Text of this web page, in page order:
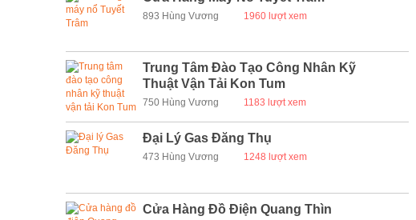
893 Hùng Vương 1960 lượt xem
Trung Tâm Đào Tạo Công Nhân Kỹ
Thuật Vận Tải Kon Tum
750 Hùng Vương 1183 lượt xem
Đại Lý Gas Đăng Thụ
473 Hùng Vương 1248 lượt xem
Cửa Hàng Đồ Điện Quang Thìn